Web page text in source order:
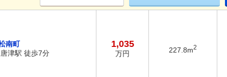
南町
唐津駅 徒歩7分
1,035
万円 227.8m2